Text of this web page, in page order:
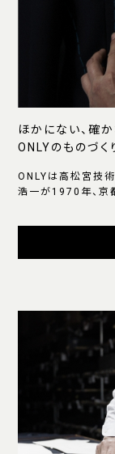
ほかにない、確
ONLYのものづく
ONLYは高松宮技
浩一が1970年、京